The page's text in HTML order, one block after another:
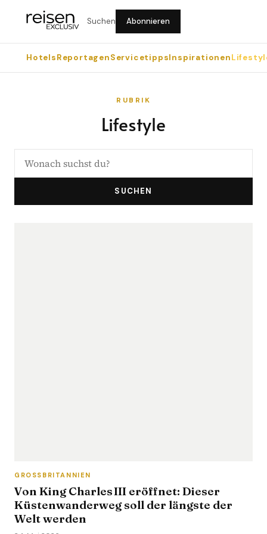
Suchen Abonnieren
HotelsReportagenServicetippsInspirationen
RUBRIK
Lifestyle
SUCHEN
GROSSBRITANNIEN
Von King Charles III eröffnet: Dieser
Küstenwanderweg soll der längste der
Welt werden